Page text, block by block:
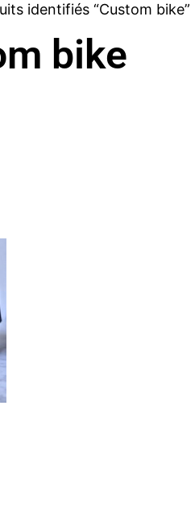
identifiés “Custom bike”
bike